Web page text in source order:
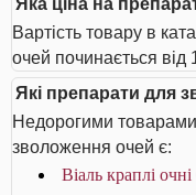
Яка ціна на
Вартість товару в
очей починається від
Які препарати для
Недорогими товарами
зволоження очей є:
Віаль краплі